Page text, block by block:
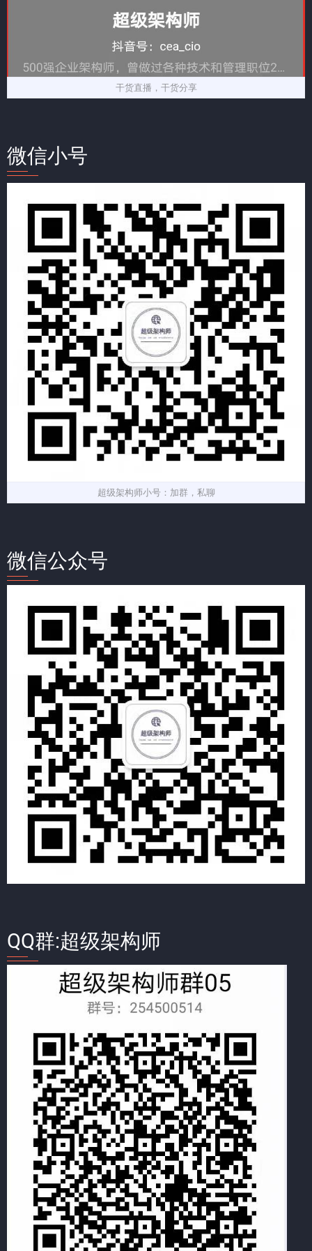
干货直播，干货分享
微信小号
超级架构师小号：加群，私聊
微信公众号
QQ群:超级架构师